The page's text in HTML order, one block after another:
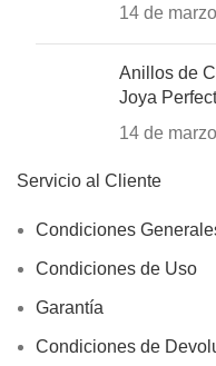
14 de
Anillos de
Joya
14 de
Servicio al Cliente
Condiciones
Condiciones de Uso
Garantía
Condiciones de